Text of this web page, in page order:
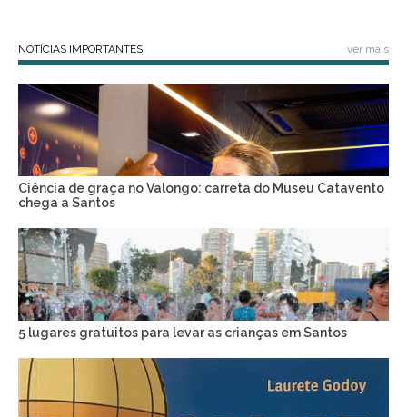
NOTÍCIAS IMPORTANTES ver mais
Ciência de graça no Valongo: carreta do Museu Catavento
chega a Santos
5 lugares gratuitos para levar as crianças em Santos